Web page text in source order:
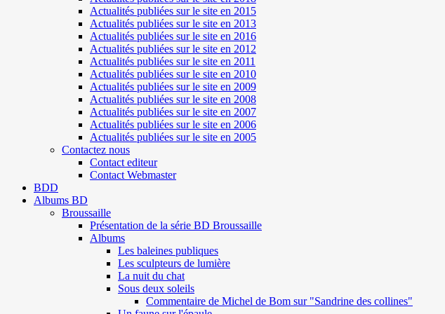
Actualités publiées sur le site en 2015
Actualités publiées sur le site en 2013
Actualités publiées sur le site en 2016
Actualités publiées sur le site en 2012
Actualités publiées sur le site en 2011
Actualités publiées sur le site en 2010
Actualités publiées sur le site en 2009
Actualités publiées sur le site en 2008
Actualités publiées sur le site en 2007
Actualités publiées sur le site en 2006
Actualités publiées sur le site en 2005
Contactez nous
Contact editeur
Contact Webmaster
BDD
Albums BD
Broussaille
Présentation de la série BD Broussaille
Albums
Les baleines publiques
Les sculpteurs de lumière
La nuit du chat
Sous deux soleils
Commentaire de Michel de Bom sur "Sandrine des collines"